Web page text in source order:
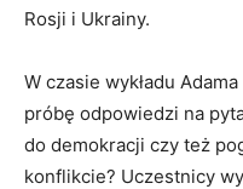
Rosji i Ukrainy.
W czasie wykładu
próbę odpowiedzi na
do demokracji czy też
konflikcie? Uczestnicy